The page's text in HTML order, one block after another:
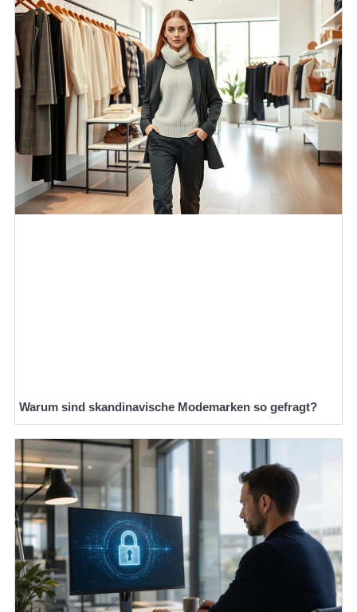
Warum sind skandinavische Modemarken so gefragt?